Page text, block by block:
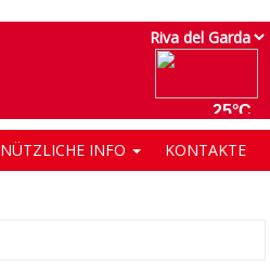
NÜTZLICHE INFO KONTAKTE